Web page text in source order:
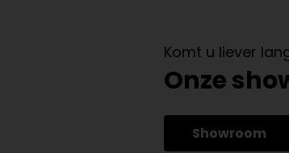
Komt u liever
Onze
Showroom